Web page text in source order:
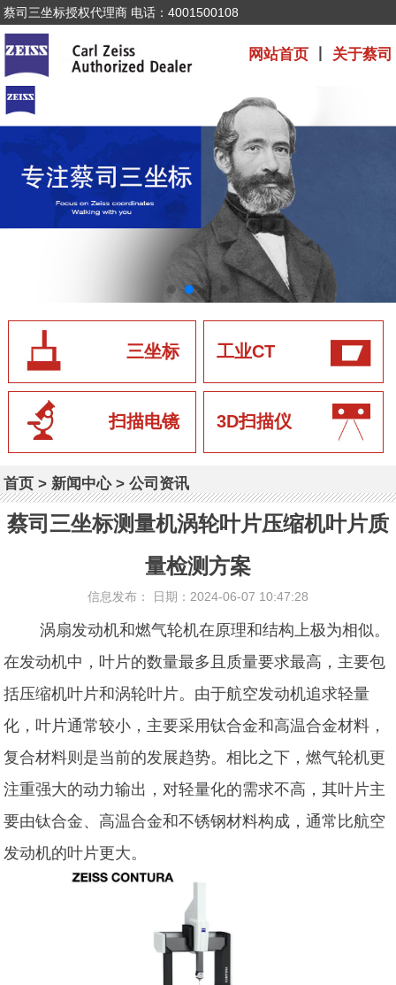
蔡司三坐标授权代理商 电话：4001500108
网站首页丨 关于蔡司
三坐标 工业CT
扫描电镜 3D扫描仪
首页 > 新闻中心>公司资讯
蔡司三坐标测量机涡轮叶片压缩机叶片质
量检测方案
信息发布： 日期：2024-06-07 10:47:28
涡扇发动机和燃气轮机在原理和结构上极为相似。
在发动机中，叶片的数量最多且质量要求最高，主要包
括压缩机叶片和涡轮叶片。由于航空发动机追求轻量
化，叶片通常较小，主要采用钛合金和高温合金材料，
复合材料则是当前的发展趋势。相比之下，燃气轮机更
注重强大的动力输出，对轻量化的需求不高，其叶片主
要由钛合金、高温合金和不锈钢材料构成，通常比航空
发动机的叶片更大。